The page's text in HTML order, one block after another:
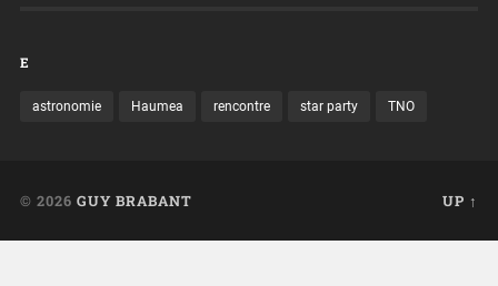
E
astronomie Haumea rencontre star party TNO
© 2026 GUY BRABANT UP ↑